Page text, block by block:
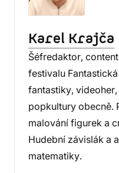
Karel Krajča
Šéfredaktor,
festivalu
fantastiky,
popkultury obecně.
malování figurek a
Hudební závislák a
matematiky.